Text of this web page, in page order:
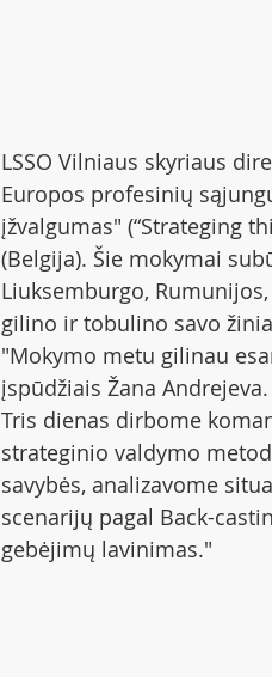
LSSO Vilniaus skyriaus
Europos profesinių
įžvalgumas" (“Strateging
(Belgija). Šie mokymai
Liuksemburgo,
gilino ir tobulino savo
"Mokymo metu gilinau
įspūdžiais Žana Andrejeva.
Tris dienas dirbome
strateginio valdymo
savybės, analizavome
scenarijų pagal Back-
gebėjimų lavinimas."